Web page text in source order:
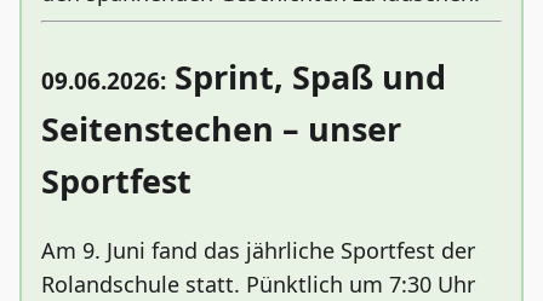
09.06.2026: Sprint, Spaß und
Seitenstechen – unser
Sportfest
Am 9. Juni fand das jährliche Sportfest der
Rolandschule statt. Pünktlich um 7:30 Uhr